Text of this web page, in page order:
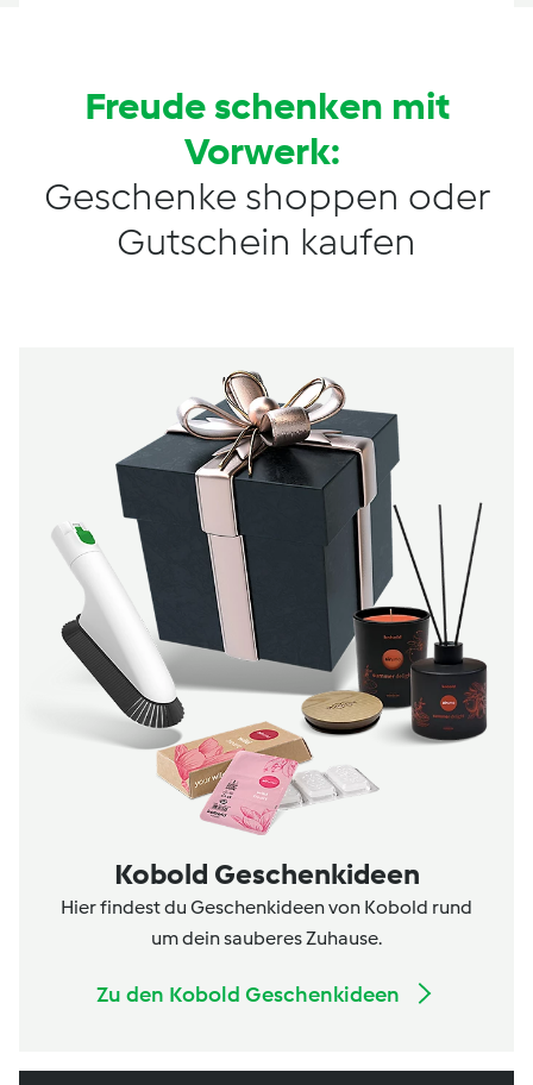
Freude schenken mit
Vorwerk:
Geschenke shoppen oder
Gutschein kaufen
Kobold Geschenkideen
Hier findest du Geschenkideen von Kobold rund
um dein sauberes Zuhause.
Zu den Kobold Geschenkideen